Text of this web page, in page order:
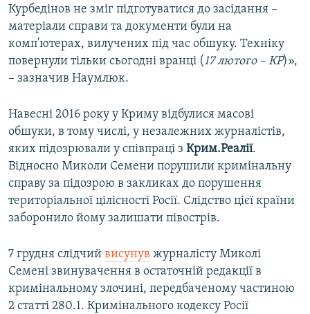
Курбедінов не зміг підготуватися до засідання –
матеріали справи та документи були на
комп'ютерах, вилучених під час обшуку. Техніку
повернули тільки сьогодні вранці (17 лютого – КР)»,
– зазначив Наумлюк.
Навесні 2016 року у Криму відбулися масові
обшуки, в тому числі, у незалежних журналістів,
яких підозрювали у співпраці з Крим.Реалії.
Відносно Миколи Семени порушили кримінальну
справу за підозрою в закликах до порушення
територіальної цілісності Росії. Слідство цієї країни
заборонило йому залишати півострів.
7 грудня слідчий висунув журналісту Миколі
Семені звинувачення в остаточній редакції в
кримінальному злочині, передбаченому частиною
2 статті 280.1. Кримінального кодексу Росії